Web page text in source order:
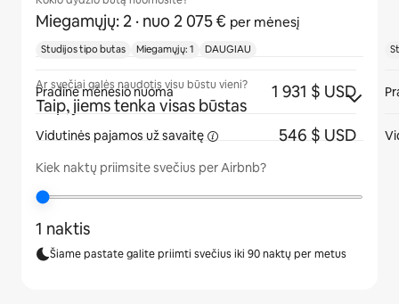
Miegamųjų: 2 · nuo 2 075 € per mėnesį
Ar svečiai galės naudotis visu būstu vieni?
Taip, jiems tenka visas būstas
Kiek naktų priimsite svečius per Airbnb?
1 naktis
Šiame pastate galite priimti svečius iki 90 naktų per metus
Studijos tipo butas Miegamųjų: 1 DAUGIAU
Pradinė mėnesio nuoma 1 931 $ USD
Vidutinės pajamos už savaitę 546 $ USD